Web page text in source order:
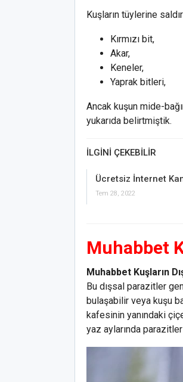
Kuşların tüylerine
Kırmızı bit,
Akar,
Keneler,
Yaprak bitleri,
Ancak kuşun mide-
yukarıda belirtmiştik.
İLGINI ÇEKEBILIR
Ücretsiz İnternet
Tem 28, 2022
Muhabbet
Muhabbet Kuşların
Bu dışsal parazitler
bulaşabilir veya kuşu
kafesinin yanındaki
yaz aylarında